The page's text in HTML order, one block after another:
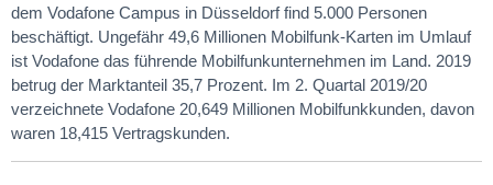
dem Vodafone Campus in Düsseldorf find 5.000 Personen
beschäftigt. Ungefähr 49,6 Millionen Mobilfunk-Karten im Umlauf
ist Vodafone das führende Mobilfunkunternehmen im Land. 2019
betrug der Marktanteil 35,7 Prozent. Im 2. Quartal 2019/20
verzeichnete Vodafone 20,649 Millionen Mobilfunkkunden, davon
waren 18,415 Vertragskunden.